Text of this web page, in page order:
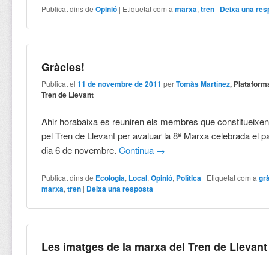
Publicat dins de Opinió | Etiquetat com a marxa,tren | Deixa una
Gràcies!
Publicat el11 de novembre de 2011 perTomàs Martínez,
Tren de Llevant
Ahir horabaixa es reuniren els membres que
pel Tren de Llevant per avaluar la 8ª Marxa celebrada el
dia 6 de novembre.Continua →
Publicat dins de Ecologia, Local,Opinió, Política | Etiquetat com a
marxa,tren | Deixa una resposta
Les imatges de la marxa del Tren de Llevant